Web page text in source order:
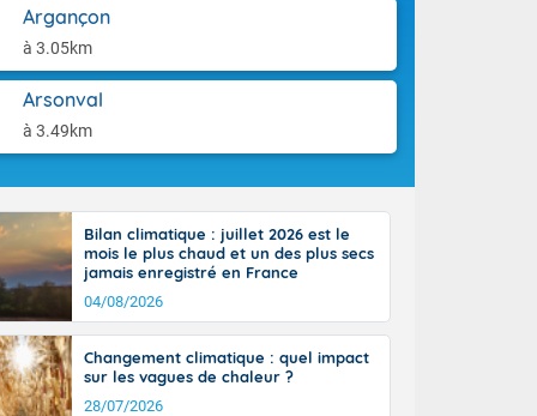
Argançon
à 3.05km
Arsonval
à 3.49km
pays en
sur la
la chaine
par
nuageuse
Midi-
degrés
avec 34 à
et 39 à 40
Bilan climatique : juillet 2026 est le
mois le plus chaud et un des plus secs
jamais enregistré en France
04/08/2026
Changement climatique : quel impact
sur les vagues de chaleur ?
28/07/2026